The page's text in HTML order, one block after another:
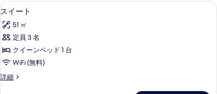
ス
イ
ー
ト
の
す
べ
6
スイート
51 ㎡
定員 3 名
クイーンベッド 1 台
WiFi (無料)
詳細
ス